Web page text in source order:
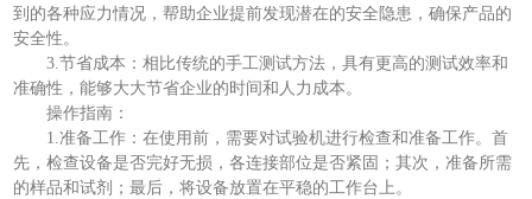
到的各种应力情况，帮助企业提前发现潜在的安全隐患，确保产品的
安全性。
3.节省成本：相比传统的手工测试方法，具有更高的测试效率和
准确性，能够大大节省企业的时间和人力成本。
操作指南：
1.准备工作：在使用前，需要对试验机进行检查和准备工作。首
先，检查设备是否完好无损，各连接部位是否紧固；其次，准备所需
的样品和试剂；最后，将设备放置在平稳的工作台上。